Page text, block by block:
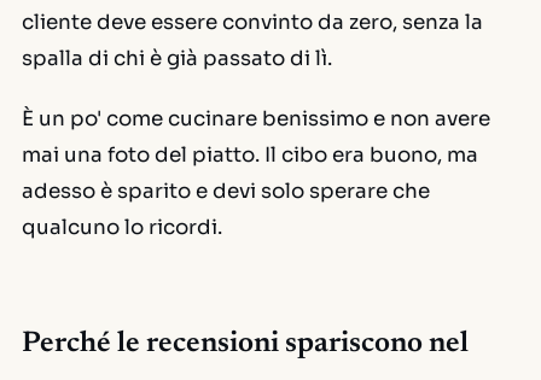
cliente deve essere convinto da zero, senza la
spalla di chi è già passato di lì.
È un po' come cucinare benissimo e non avere
mai una foto del piatto. Il cibo era buono, ma
adesso è sparito e devi solo sperare che
qualcuno lo ricordi.
Perché le recensioni spariscono nel